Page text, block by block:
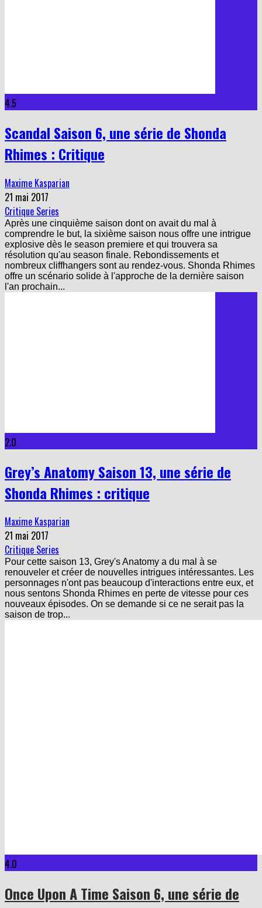
4.5
Scandal Saison 6, une série de Shonda
Rhimes : Critique
21 mai 2017
Critique Series
Après une cinquième saison dont on avait du mal à
comprendre le but, la sixième saison nous offre une intrigue
explosive dès le season premiere et qui trouvera sa
résolution qu'au season finale. Rebondissements et
nombreux cliffhangers sont au rendez-vous. Shonda Rhimes
offre un scénario solide à l'approche de la dernière saison
l'an prochain...
2.0
Grey’s Anatomy Saison 13, une série de
Shonda Rhimes : critique
21 mai 2017
Critique Series
Pour cette saison 13, Grey's Anatomy a du mal à se
renouveler et créer de nouvelles intrigues intéressantes. Les
personnages n'ont pas beaucoup d'interactions entre eux, et
nous sentons Shonda Rhimes en perte de vitesse pour ces
nouveaux épisodes. On se demande si ce ne serait pas la
saison de trop...
4.0
Once Upon A Time Saison 6, une série de